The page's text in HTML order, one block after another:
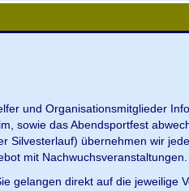
und Organisationsmitglieder
sowie das Abendsportfest
Silvesterlauf) übernehmen wir
mit Nachwuchsveranstaltungen.
gelangen direkt auf die jeweilige